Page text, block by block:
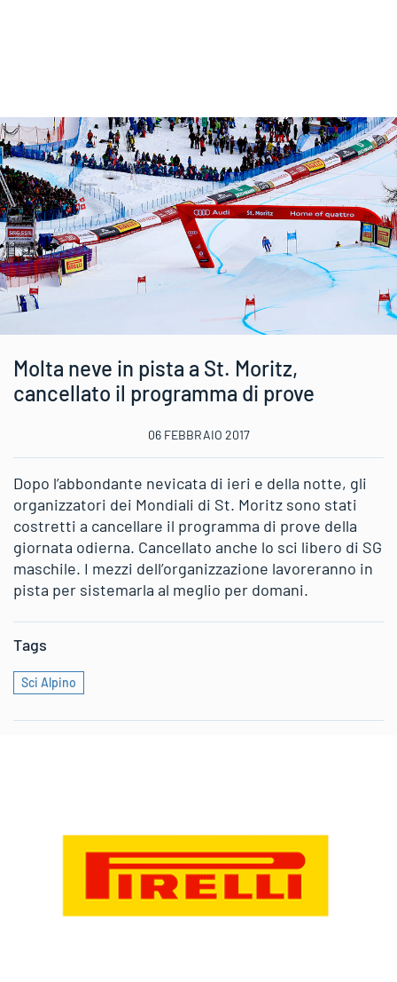
Molta neve in pista a St. Moritz,
cancellato il programma di prove
06 FEBBRAIO 2017
Dopo l’abbondante nevicata di ieri e della notte, gli
organizzatori dei Mondiali di St. Moritz sono stati
costretti a cancellare il programma di prove della
giornata odierna. Cancellato anche lo sci libero di SG
maschile. I mezzi dell’organizzazione lavoreranno in
pista per sistemarla al meglio per domani.
Tags
Sci Alpino